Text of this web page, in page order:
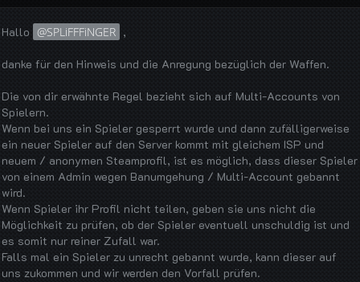
Hallo SPLiFFFiNGER ,
danke für den Hinweis und die Anregung bezüglich der Waffen.
Die von dir erwähnte Regel bezieht sich auf Multi-Accounts von
Spielern.
Wenn bei uns ein Spieler gesperrt wurde und dann zufälligerweise
ein neuer Spieler auf den Server kommt mit gleichem ISP und
neuem / anonymen Steamprofil, ist es möglich, dass dieser Spieler
von einem Admin wegen Banumgehung / Multi-Account gebannt
wird.
Wenn Spieler ihr Profil nicht teilen, geben sie uns nicht die
Möglichkeit zu prüfen, ob der Spieler eventuell unschuldig ist und
es somit nur reiner Zufall war.
Falls mal ein Spieler zu unrecht gebannt wurde, kann dieser auf
uns zukommen und wir werden den Vorfall prüfen.